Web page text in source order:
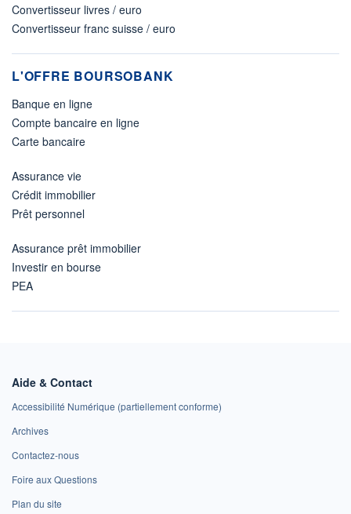
Convertisseur livres / euro
Convertisseur franc suisse / euro
L'OFFRE BOURSOBANK
Banque en ligne
Compte bancaire en ligne
Carte bancaire
Assurance vie
Crédit immobilier
Prêt personnel
Assurance prêt immobilier
Investir en bourse
PEA
Aide & Contact
Accessibilité Numérique (partiellement conforme)
Archives
Contactez-nous
Foire aux Questions
Plan du site